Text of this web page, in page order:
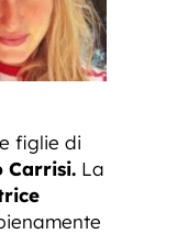
figlie di
Carrisi. La